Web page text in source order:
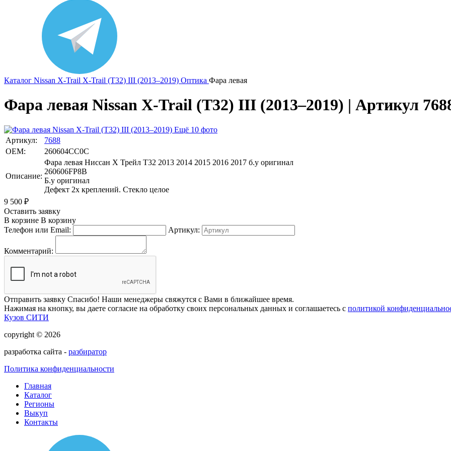
Каталог Nissan X-Trail X-Trail (T32) III (2013–2019) Оптика Фара левая
Фара левая Nissan X-Trail (T32) III (2013–2019) | Артикул
Ещё 10 фото
Артикул:
7688
OEM:
260604CC0C
Описание:
Фара левая Ниссан Х Трейл Т32 2013 2014 2015 2016 2017 б.у оригинал
260606FP8B
Б.у оригинал
Дефект 2х креплений. Стекло целое
9 500 ₽
Оставить заявку
В корзине В корзину
Телефон или Email:
Артикул:
Комментарий:
Отправить заявку Спасибо! Наши менеджеры свяжутся с Вами в ближайшее время.
Нажимая на кнопку, вы даете согласие на обработку своих персональных данных и соглашаетесь с политикой
Кузов СИТИ
copyright © 2026
разработка сайта - разбиратор
Политика конфиденциальности
Главная
Каталог
Регионы
Выкуп
Контакты